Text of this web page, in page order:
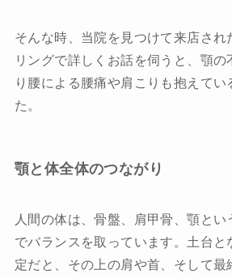
そんな時、当院を見つけて来店され
リングで詳しくお話を伺うと、顎の
り腰による腰痛や肩こりも抱えてい
た。
顎と体全体のつながり
人間の体は、骨盤、肩甲骨、顎と
でバランスを取っています。土台
定だと、その上の肩や首、そして最